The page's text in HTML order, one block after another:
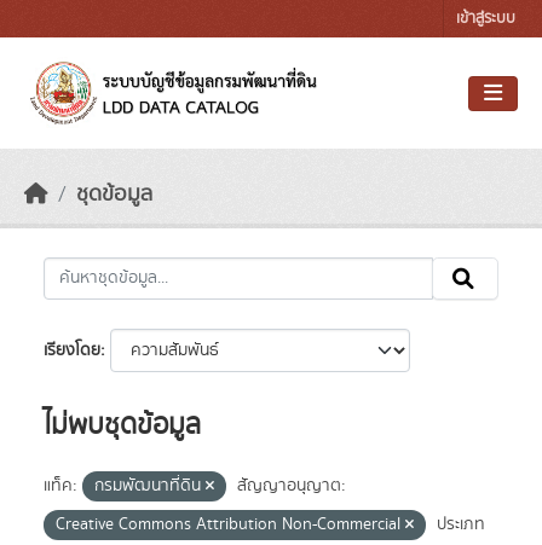
เข้าสู่ระบบ
ชุดข้อมูล
เรียงโดย
ไม่พบชุดข้อมูล
แท็ค: กรมพัฒนาที่ดิน
สัญญาอนุญาต:
Creative Commons Attribution Non-Commercial
ประเภท